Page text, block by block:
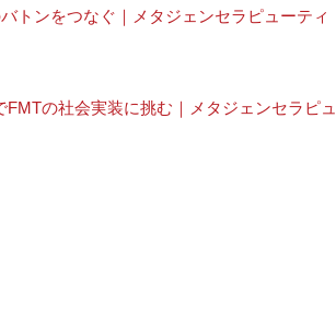
トンをつなぐ｜メタジェンセラピューティ
FMTの社会実装に挑む｜メタジェンセラピュ